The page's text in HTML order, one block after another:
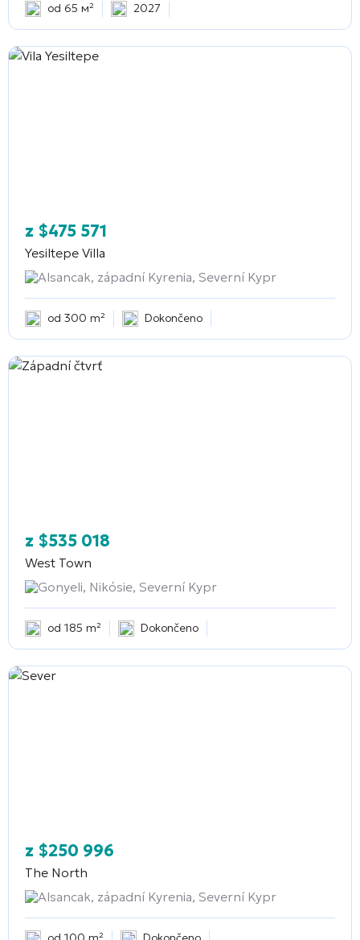
od 65 м² 2027
z $475 571
Yesiltepe Villa
Alsancak, západní Kyrenia, Severní Kypr
od 300 m² Dokončeno
z $535 018
West Town
Gonyeli, Nikósie, Severní Kypr
od 185 m² Dokončeno
z $250 996
The North
Alsancak, západní Kyrenia, Severní Kypr